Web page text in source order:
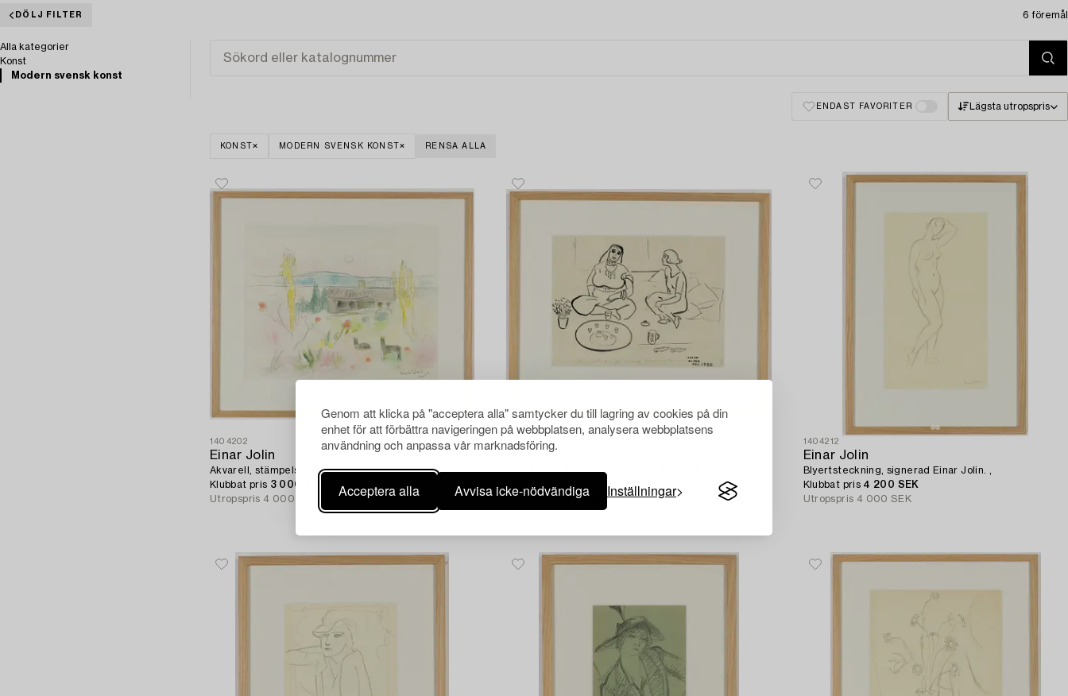
Genom att klicka på "acceptera alla" samtycker du till lagring av cookies på din
enhet för att förbättra navigeringen på webbplatsen, analysera webbplatsens
användning och anpassa vår marknadsföring.
Acceptera alla Avvisa icke-nödvändiga Inställningar
DÖLJ FILTER 6 föremål
Alla kategorier
Konst
Modern svensk konst
ENDAST FAVORITER Lägsta utropspris
KONST MODERN SVENSK KONST RENSA ALLA
1404202
Einar Jolin
Akvarell, stämpelsignerad Einar Jolin.
Klubbat pris 3 000 SEK
Utropspris 4 000 SEK
1404211
Einar Jolin
Tuschteckning, signerad Einar Jolin och daterad
Alger dec 1922.
Klubbat pris4 400 SEK
Utropspris 4 000 SEK
1404212
Einar Jolin
Blyertsteckning, signerad Einar Jolin. ,
Klubbat pris 4 200 SEK
Utropspris 4 000 SEK